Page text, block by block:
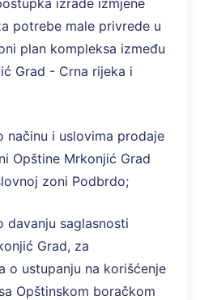
potrebe male privrede u
plan kompleksa između
Grad - Crna rijeka i
načinu i uslovima prodaje
Opštine Mrkonjić Grad
zoni Podbrdo;
davanju saglasnosti
Grad, za
o ustupanju na korišćenje
Opštinskom boračkom